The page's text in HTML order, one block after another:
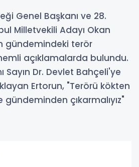
Genel Başkanı ve 28.
Milletvekili Adayı Okan
gündemindeki terör
açıklamalarda bulundu.
Sayın Dr. Devlet Bahçeli'ye
Ertorun, "Terörü kökten
çıkarmalıyız"